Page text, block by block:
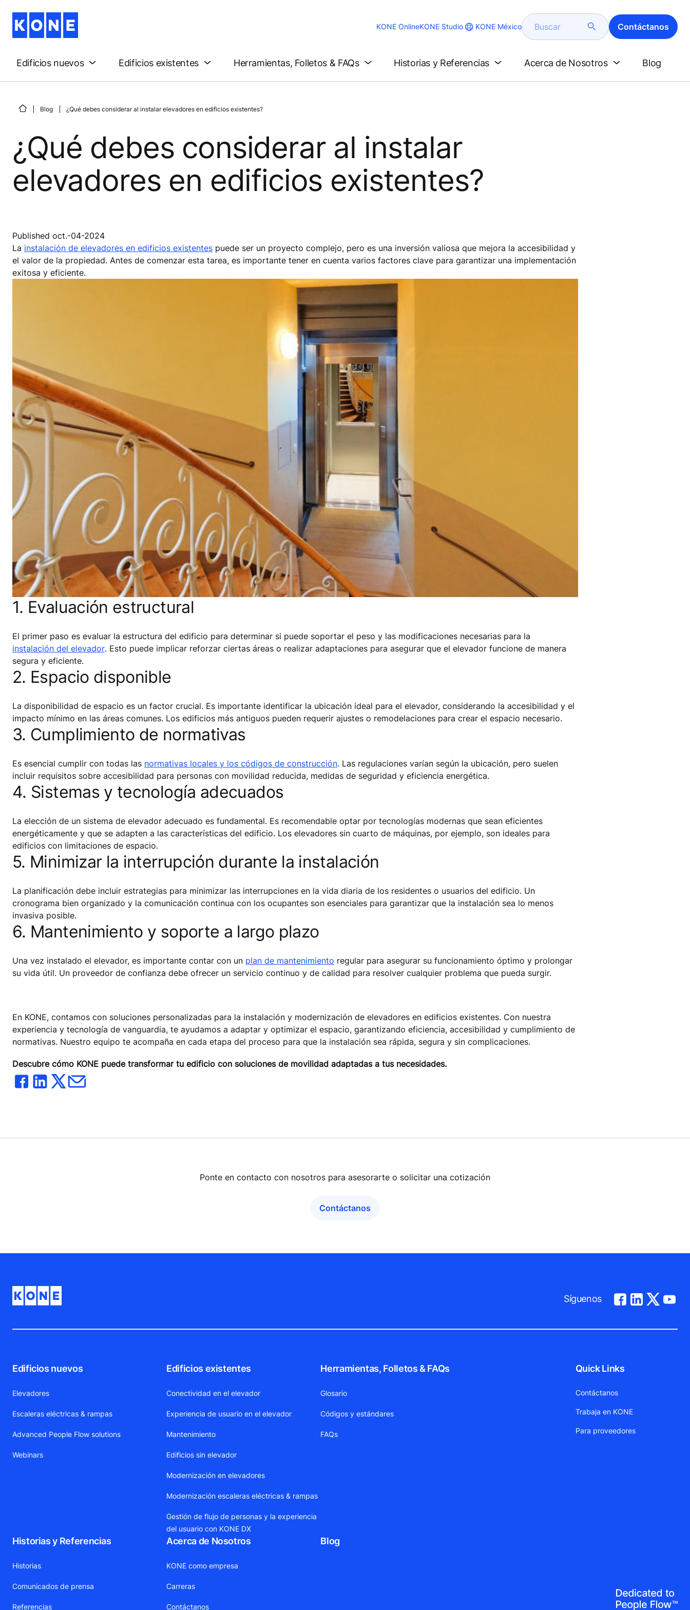
KONE OnlineKONE Studio KONE México Buscar Contáctanos
Edificios nuevos Edificios existentes Herramientas, Folletos & FAQs Historias y Referencias Acerca de Nosotros Blog
Blog ¿Qué debes considerar al instalar elevadores en edificios existentes?
¿Qué debes considerar al instalar
elevadores en edificios existentes?
Published oct.-04-2024
La instalación de elevadores en edificios existentes puede ser un proyecto complejo, pero es una inversión valiosa que mejora la accesibilidad y
el valor de la propiedad. Antes de comenzar esta tarea, es importante tener en cuenta varios factores clave para garantizar una implementación
exitosa y eficiente.
1. Evaluación estructural
El primer paso es evaluar la estructura del edificio para determinar si puede soportar el peso y las modificaciones necesarias para la
instalación del elevador. Esto puede implicar reforzar ciertas áreas o realizar adaptaciones para asegurar que el elevador funcione de manera
segura y eficiente.
2. Espacio disponible
La disponibilidad de espacio es un factor crucial. Es importante identificar la ubicación ideal para el elevador, considerando la accesibilidad y el
impacto mínimo en las áreas comunes. Los edificios más antiguos pueden requerir ajustes o remodelaciones para crear el espacio necesario.
3. Cumplimiento de normativas
Es esencial cumplir con todas las normativas locales y los códigos de construcción. Las regulaciones varían según la ubicación, pero suelen
incluir requisitos sobre accesibilidad para personas con movilidad reducida, medidas de seguridad y eficiencia energética.
4. Sistemas y tecnología adecuados
La elección de un sistema de elevador adecuado es fundamental. Es recomendable optar por tecnologías modernas que sean eficientes
energéticamente y que se adapten a las características del edificio. Los elevadores sin cuarto de máquinas, por ejemplo, son ideales para
edificios con limitaciones de espacio.
5. Minimizar la interrupción durante la instalación
La planificación debe incluir estrategias para minimizar las interrupciones en la vida diaria de los residentes o usuarios del edificio. Un
cronograma bien organizado y la comunicación continua con los ocupantes son esenciales para garantizar que la instalación sea lo menos
invasiva posible.
6. Mantenimiento y soporte a largo plazo
Una vez instalado el elevador, es importante contar con un plan de mantenimiento regular para asegurar su funcionamiento óptimo y prolongar
su vida útil. Un proveedor de confianza debe ofrecer un servicio continuo y de calidad para resolver cualquier problema que pueda surgir.
En KONE, contamos con soluciones personalizadas para la instalación y modernización de elevadores en edificios existentes. Con nuestra
experiencia y tecnología de vanguardia, te ayudamos a adaptar y optimizar el espacio, garantizando eficiencia, accesibilidad y cumplimiento de
normativas. Nuestro equipo te acompaña en cada etapa del proceso para que la instalación sea rápida, segura y sin complicaciones.
Descubre cómo KONE puede transformar tu edificio con soluciones de movilidad adaptadas a tus necesidades.
Ponte en contacto con nosotros para asesorarte o solicitar una cotización
Contáctanos
Síguenos
Edificios nuevos
Elevadores
Escaleras eléctricas & rampas
Advanced People Flow solutions
Webinars
Edificios existentes
Conectividad en el elevador
Experiencia de usuario en el elevador
Mantenimiento
Edificios sin elevador
Modernización en elevadores
Modernización escaleras eléctricas & rampas
Gestión de flujo de personas y la experiencia
del usuario con KONE DX
Herramientas, Folletos & FAQs
Glosario
Códigos y estándares
FAQs
Historias y Referencias
Historias
Comunicados de prensa
Referencias
Acerca de Nosotros
KONE como empresa
Carreras
Contáctanos
Blog
Quick Links
Contáctanos
Trabaja en KONE
Para proveedores